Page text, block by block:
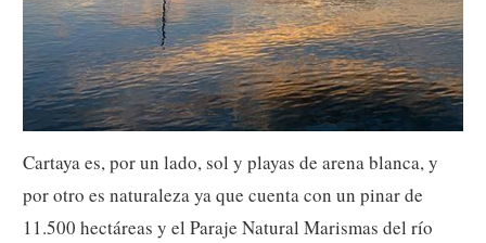
Cartaya es, por un lado, sol y playas de arena blanca, y
por otro es naturaleza ya que cuenta con un pinar de
11.500 hectáreas y el Paraje Natural Marismas del río